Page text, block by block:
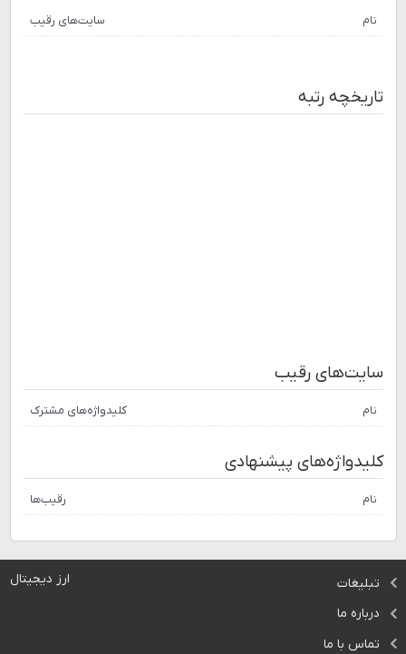
نام سایت‌های رقیب
تاریخچه رتبه
سایت‌های رقیب
نام کلیدواژه‌های مشترک
کلیدواژه‌های پیشنهادی
نام رقیب‌ها
ارز دیجیتال
تبلیغات
درباره ما
تماس با ما